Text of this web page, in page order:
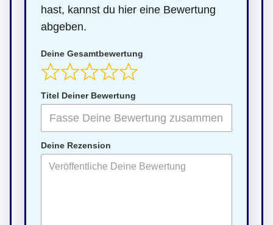
hast, kannst du hier eine Bewertung
abgeben.
Deine Gesamtbewertung
Titel Deiner Bewertung
Deine Rezension